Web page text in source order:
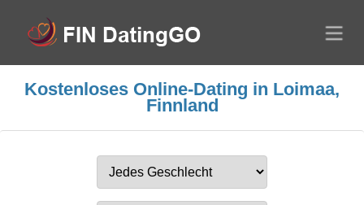
Kostenloses Online-Dating in Loimaa,
Finnland